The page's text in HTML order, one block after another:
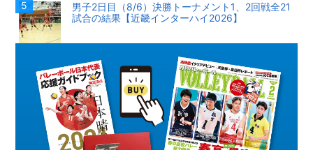
男子2日目（8/6）決勝トーナメント1、2回戦全21
試合の結果【近畿インターハイ2026】